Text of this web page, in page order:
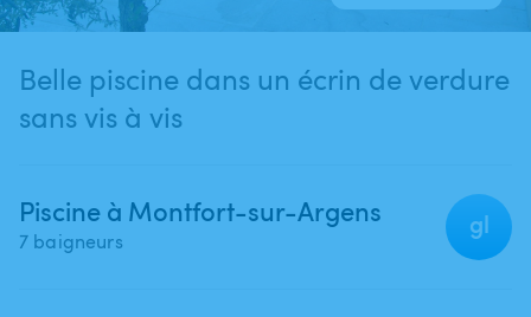
Belle piscine dans un écrin de verdure
sans vis à vis
Piscine à Montfort-sur-Argens
7 baigneurs
gl